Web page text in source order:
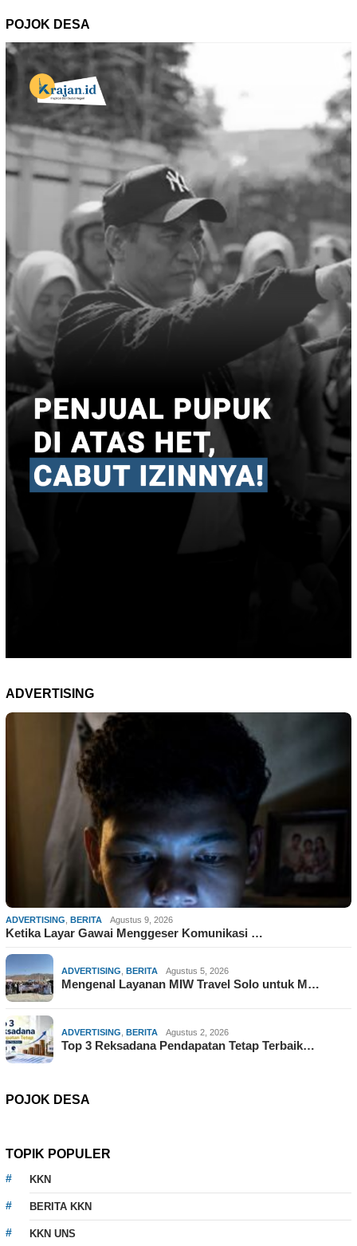
POJOK DESA
ADVERTISING
ADVERTISING, BERITA Agustus 9, 2026
Ketika Layar Gawai Menggeser Komunikasi …
ADVERTISING, BERITA Agustus 5, 2026
Mengenal Layanan MIW Travel Solo untuk M…
ADVERTISING, BERITA Agustus 2, 2026
Top 3 Reksadana Pendapatan Tetap Terbaik…
POJOK DESA
TOPIK POPULER
KKN
BERITA KKN
KKN UNS